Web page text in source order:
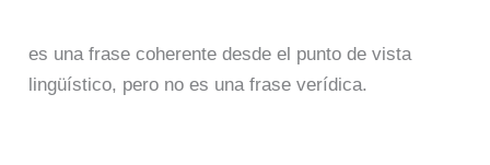
es una frase coherente desde el punto de vista
lingüístico, pero no es una frase verídica.